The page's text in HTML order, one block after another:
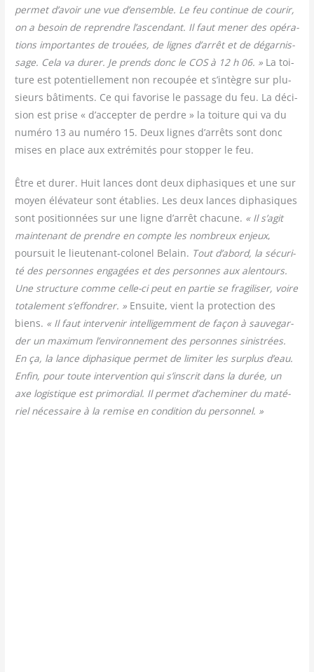
per­met d’avoir une vue d’ensemble. Le feu conti­nue de cou­rir,
on a besoin de reprendre l’ascendant. Il faut mener des opé­ra­
tions impor­tantes de trouées, de lignes d’arrêt et de dégar­nis­
sage. Cela va durer. Je prends donc le COS à 12 h 06. » La toi­
ture est poten­tiel­le­ment non recou­pée et s’intègre sur plu­
sieurs bâti­ments. Ce qui favo­rise le pas­sage du feu. La déci­
sion est prise « d’accepter de perdre » la toi­ture qui va du
numé­ro 13 au numé­ro 15. Deux lignes d’arrêts sont donc
mises en place aux extré­mi­tés pour stop­per le feu.
Être et durer. Huit lances dont deux dipha­siques et une sur
moyen élé­va­teur sont éta­blies. Les deux lances dipha­siques
sont posi­tion­nées sur une ligne d’arrêt cha­cune. « Il s’agit
main­te­nant de prendre en compte les nom­breux enjeux,
pour­suit le lieu­te­nant-colo­nel Belain. Tout d’abord, la sécu­ri­
té des per­sonnes enga­gées et des per­sonnes aux alen­tours.
Une struc­ture comme celle-ci peut en par­tie se fra­gi­li­ser, voire
tota­le­ment s’effondrer. » Ensuite, vient la pro­tec­tion des
biens. « Il faut inter­ve­nir intel­li­gem­ment de façon à sau­ve­gar­
der un maxi­mum l’environnement des per­sonnes sinis­trées.
En ça, la lance dipha­sique per­met de limi­ter les sur­plus d’eau.
Enfin, pour toute inter­ven­tion qui s’inscrit dans la durée, un
axe logis­tique est pri­mor­dial. Il per­met d’acheminer du maté­
riel néces­saire à la remise en condi­tion du personnel. »